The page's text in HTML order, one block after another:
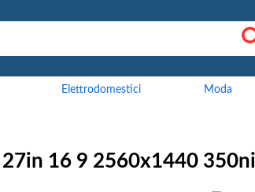
Elettrodomestici Moda
16 9 2560x1440 350ni